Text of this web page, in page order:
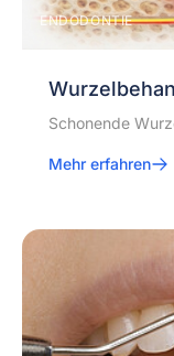
ENDODONTIE
Schonende
Mehr erfahren